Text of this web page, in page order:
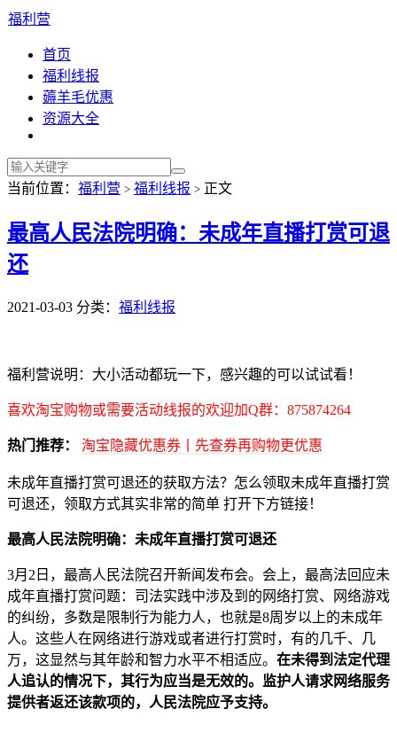
福利营
首页
福利线报
薅羊毛优惠
资源大全
当前位置： 福利营 > 福利线报 > 正文
最高人民法院明确：未成年直播打赏可退
还
2021-03-03 分类： 福利线报
福利营说明：大小活动都玩一下，感兴趣的可以试试看！
喜欢淘宝购物或需要活动线报的欢迎加Q群：875874264
热门推荐： 淘宝隐藏优惠券丨先查券再购物更优惠
未成年直播打赏可退还的获取方法？怎么领取未成年直播打赏
可退还，领取方式其实非常的简单 打开下方链接！
最高人民法院明确：未成年直播打赏可退还
3月2日，最高人民法院召开新闻发布会。会上，最高法回应未
成年直播打赏问题：司法实践中涉及到的网络打赏、网络游戏
的纠纷，多数是限制行为能力人，也就是8周岁以上的未成年
人。这些人在网络进行游戏或者进行打赏时，有的几千、几
万，这显然与其年龄和智力水平不相适应。 在未得到法定代理
人追认的情况下，其行为应当是无效的。监护人请求网络服务
提供者返还该款项的，人民法院应予支持。